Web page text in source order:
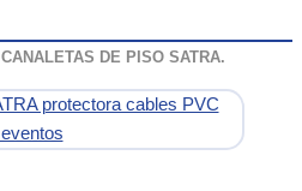
CANALETAS DE PISO SATRA.